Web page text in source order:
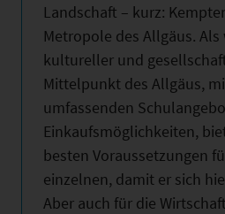
Landschaft – kurz:
Metropole des Allgäus.
kultureller und
Mittelpunkt des Allgäus,
umfassenden
Einkaufsmöglichkeiten,
besten Voraussetzungen
einzelnen, damit er sich
Aber auch für die